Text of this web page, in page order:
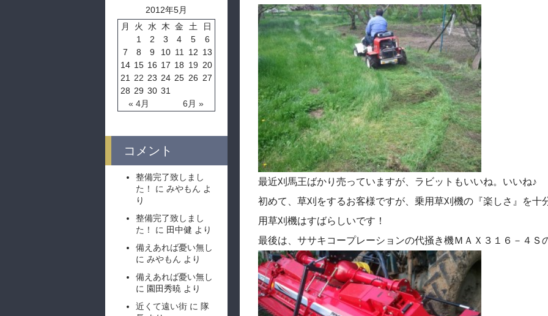
2012年5月
月
火 水 木 金 土 日
« 4月 6月 »
1 2 3 4 5
6
7
8 9 10 11 12 13
14 15 16 17 18 19 20
21
22 23 24 25 26 27
28 29 30 31
コメント
整備完了致しまし
た！
に みやもん よ
り
整備完了致しまし
た！
に 田中健 より
備えあれば憂い無し
に みやもん より
備えあれば憂い無し
に 園田秀暁 より
近くて遠い街 に 隊
最近刈馬王ばかり売っていますが、ラビットもいいね。いいね♪
初めて、草刈をするお客様ですが、乗用草刈機の『楽しさ』を十
用草刈機はすばらしいです！
最後は、ササキコープレーションの代掻き機ＭＡＸ３１６－４Ｓ